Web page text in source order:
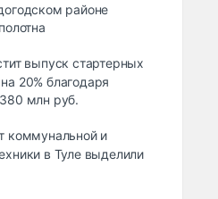
районе
выпуск стартерных
20% благодаря
млн руб.
коммунальной и
в Туле выделили